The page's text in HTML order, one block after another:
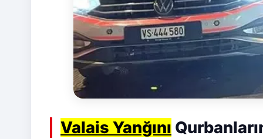
Valais Yanğını